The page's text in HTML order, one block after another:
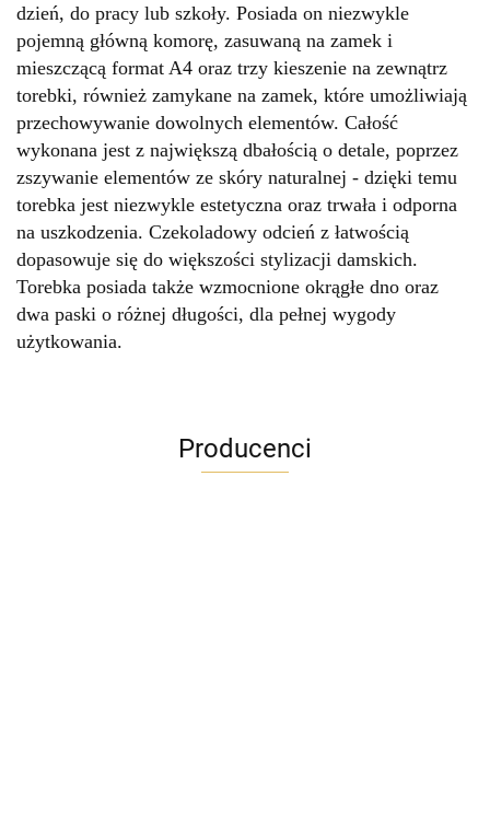
dzień, do pracy lub szkoły. Posiada on niezwykle
pojemną główną komorę, zasuwaną na zamek i
mieszczącą format A4 oraz trzy kieszenie na zewnątrz
torebki, również zamykane na zamek, które umożliwiają
przechowywanie dowolnych elementów. Całość
wykonana jest z największą dbałością o detale, poprzez
zszywanie elementów ze skóry naturalnej - dzięki temu
torebka jest niezwykle estetyczna oraz trwała i odporna
na uszkodzenia. Czekoladowy odcień z łatwością
dopasowuje się do większości stylizacji damskich.
Torebka posiada także wzmocnione okrągłe dno oraz
dwa paski o różnej długości, dla pełnej wygody
użytkowania.
Producenci